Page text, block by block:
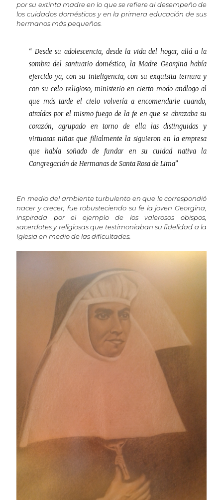
por su extinta madre en lo que se refiere al desempeño de
los cuidados domésticos y en la primera educación de sus
hermanos más pequeños.
“ Desde su adolescencia, desde la vida del hogar, allá a la
sombra del santuario doméstico, la Madre Georgina había
ejercido ya, con su inteligencia, con su exquisita ternura y
con su celo religioso, ministerio en cierto modo análogo al
que más tarde el cielo volvería a encomendarle cuando,
atraídas por el mismo fuego de la fe en que se abrazaba su
corazón, agrupado en torno de ella las distinguidas y
virtuosas niñas que filialmente la siguieron en la empresa
que había soñado de fundar en su cuidad nativa la
Congregación de Hermanas de Santa Rosa de Lima”
En medio del ambiente turbulento en que le correspondió
nacer y crecer, fue robusteciendo su fe la joven Georgina,
inspirada por el ejemplo de los valerosos obispos,
sacerdotes y religiosas que testimoniaban su fidelidad a la
Iglesia en medio de las dificultades.